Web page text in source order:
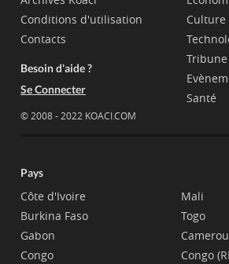
Conditions d'utilisation
Contacts
Besoin d'aide ?
Se Connecter
© 2008 - 2022 KOACI.COM
Culture
Tribune
Santé
Pays
Côte d'Ivoire
Burkina Faso
Gabon
Congo
Mali
Togo
Congo